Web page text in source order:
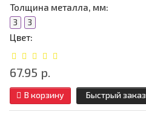
Толщина металла, мм:
3 3
Цвет:
67.95 р.
В корзину Быстрый заказ